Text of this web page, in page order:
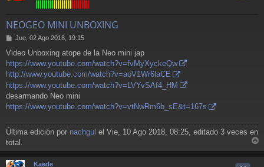
NEOGEO MINI UNBOXING
M
n
s
a
j
e
Jue, 02 Ago 2018, 19:15
Video Unboxing atope de la Neo mini jap
https://www.youtube.com/watch?v=fvMyXyckeQw
http://www.youtube.com/watch?v=aoV1Wr6laCE
https://www.youtube.com/watch?v=LVYvSAf4_HM
desarmando Neo mini
https://www.youtube.com/watch?v=vtNwRm6b_sE&t=167s
Última edición por nachgul el Vie, 10 Ago 2018, 08:25, editado 3 veces en
total.
r
Kaede